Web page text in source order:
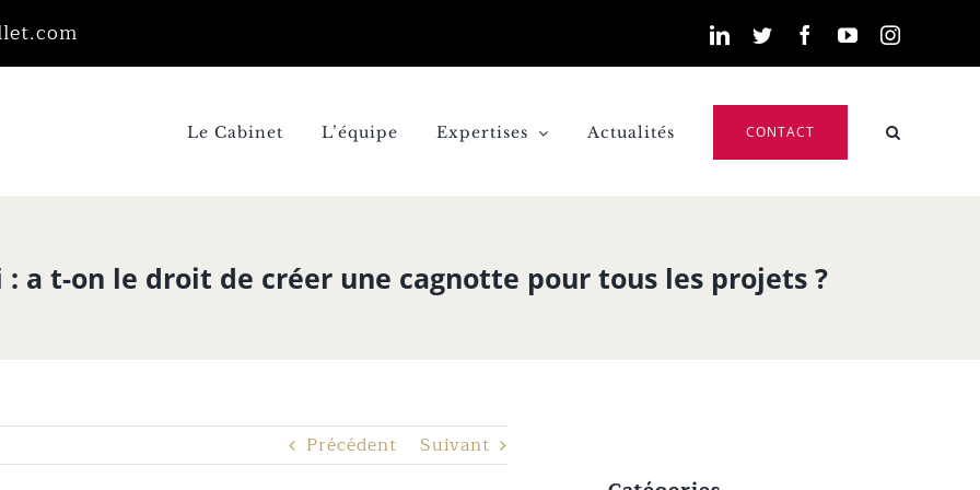
LinkedIn
TwitterFacebook
YouTube
Le Cabinet L’équipe Expertises Actualités CONTACT
: a t-on le droit de créer une cagnotte pour tous les projets ?
Précédent Suivant